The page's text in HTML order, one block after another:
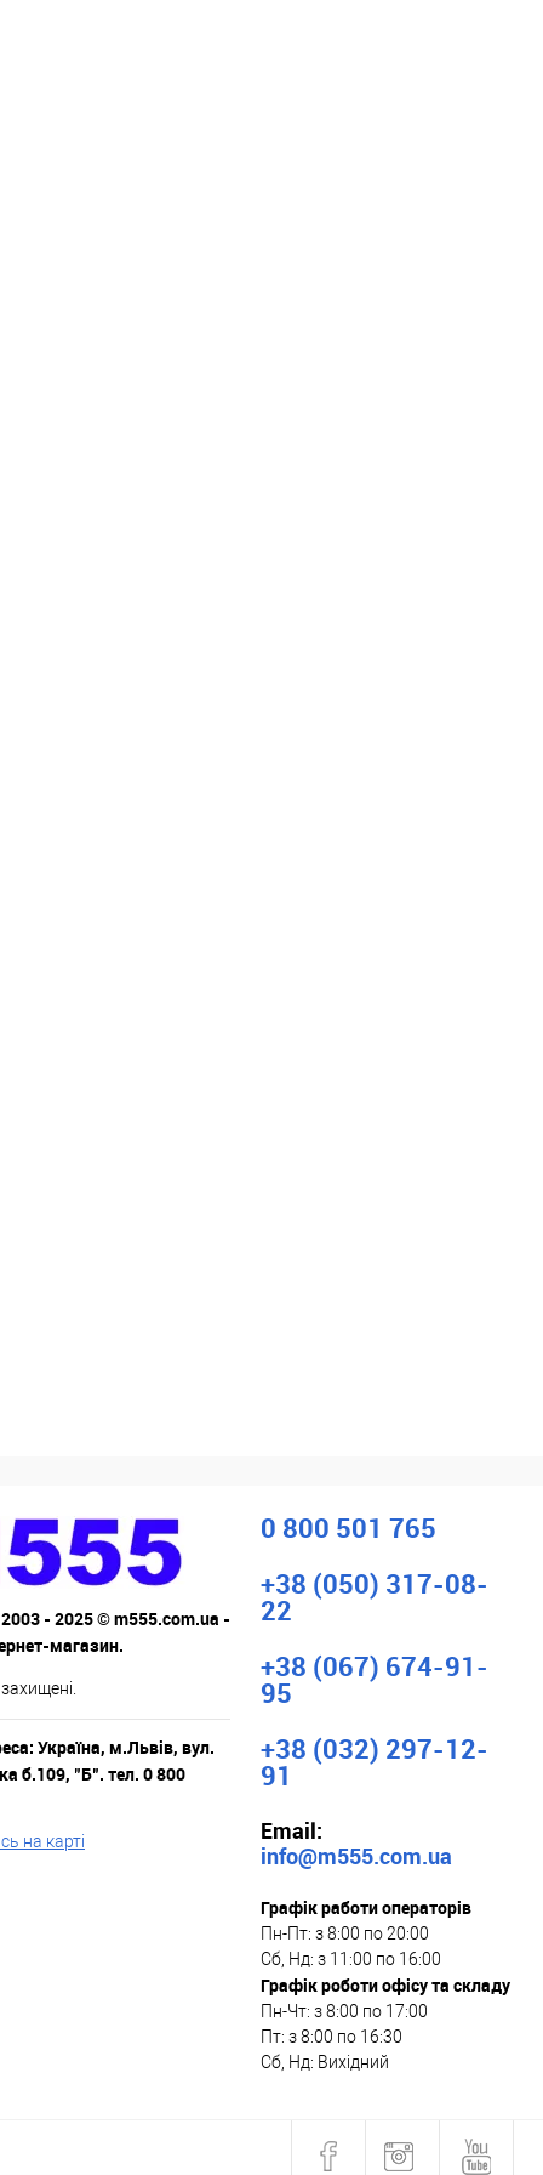
- 2025 © m555.com.ua -
магазин.
Україна, м.Львів, вул.
б.109, "Б". тел. 0 800
на карті
0 800 501 765
+38 (050) 317-08-
22
+38 (067) 674-91-
95
+38 (032) 297-12-
91
Email:
info@m555.com.ua
Графік работи операторів
Пн-Пт: з 8:00 по 20:00
Сб, Нд: з 11:00 по 16:00
Графік роботи офісу та складу
Пн-Чт: з 8:00 по 17:00
Пт: з 8:00 по 16:30
Сб, Нд: Вихідний